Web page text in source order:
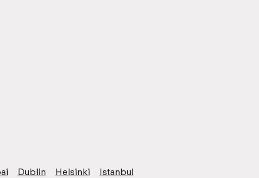
Dublin Helsinki
Istanbul